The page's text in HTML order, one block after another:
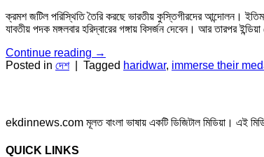
ক্রমশ জটিল পরিস্থিতি তৈরি করছে ভারতীয় কুস্তিগীরদের আন্দোলন।
যাবতীয় পদক মঙ্গলবার হরিদ্বারের গঙ্গায় বিসর্জন দেবেন। আর তারপর
Continue reading →
Posted in দেশ Tagged haridwar, immerse their
ekdinnews.com মূলত বাংলা ভাষায় একটি ডিজিটাল মিডিয়া। এই
QUICK LINKS